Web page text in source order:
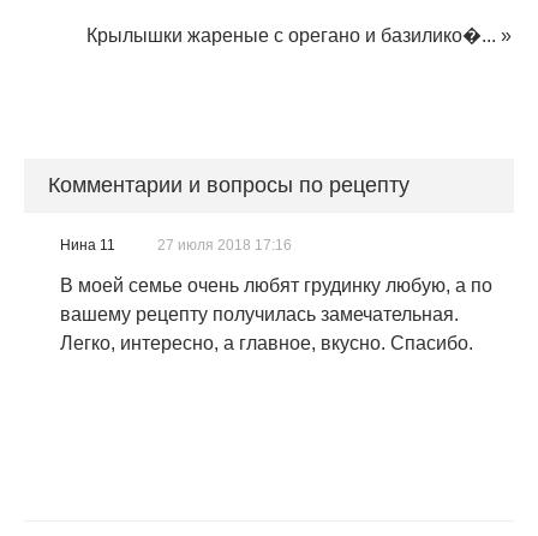
Крылышки жареные с орегано и базилико�... »
Комментарии и вопросы по рецепту
Нина 11 27 июля 2018 17:16
В моей семье очень любят грудинку любую, а по
вашему рецепту получилась замечательная.
Легко, интересно, а главное, вкусно. Спасибо.